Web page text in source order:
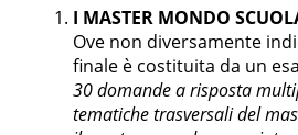
IIND-
06/B
SISTEMI
IIND-
06/B
GESTIONE DEI
ENERGETICI
I MASTER MONDO
Ove non diversamente
finale è costituita da un
30 domande a risposta
tematiche trasversali del